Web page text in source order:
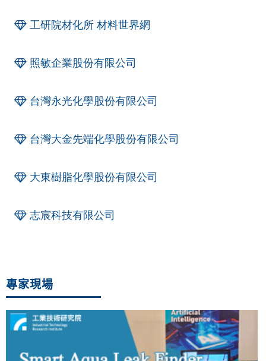
工研院材化所 材料世界網
照敏企業股份有限公司
台灣永光化學股份有限公司
台灣大金先端化學股份有限公司
大東樹脂化學股份有限公司
志宸科技有限公司
專家現場